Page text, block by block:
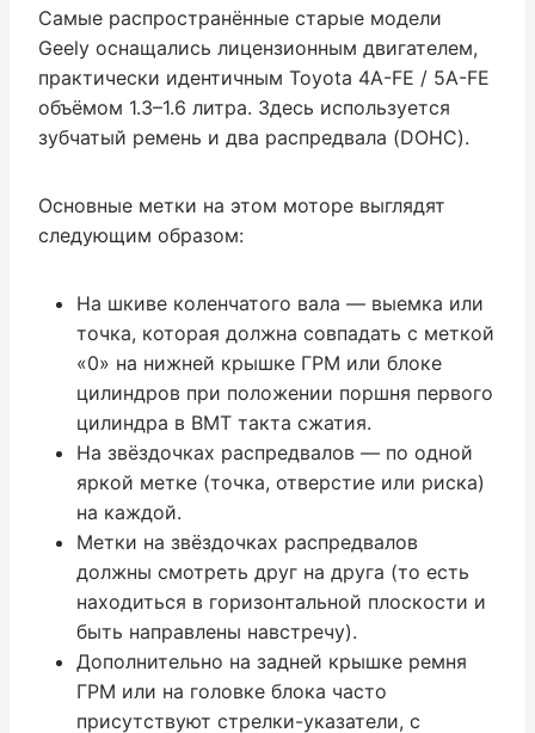
Самые распространённые старые модели
Geely оснащались лицензионным двигателем,
практически идентичным Toyota 4A-FE / 5A-FE
объёмом 1.3–1.6 литра. Здесь используется
зубчатый ремень и два распредвала (DOHC).
Основные метки на этом моторе выглядят
следующим образом:
На шкиве коленчатого вала — выемка или
точка, которая должна совпадать с меткой
«0» на нижней крышке ГРМ или блоке
цилиндров при положении поршня первого
цилиндра в ВМТ такта сжатия.
На звёздочках распредвалов — по одной
яркой метке (точка, отверстие или риска)
на каждой.
Метки на звёздочках распредвалов
должны смотреть друг на друга (то есть
находиться в горизонтальной плоскости и
быть направлены навстречу).
Дополнительно на задней крышке ремня
ГРМ или на головке блока часто
присутствуют стрелки-указатели, с